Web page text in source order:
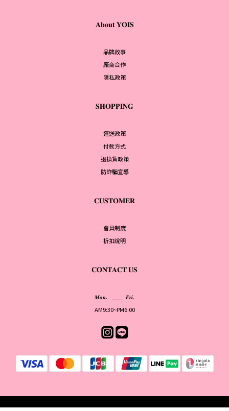
𝐀𝐛𝐨𝐮𝐭 𝐘𝐎𝐈𝐒
品牌故事
廠商合作
隱私政策
𝐒𝐇𝐎𝐏𝐏𝐈𝐍𝐆
運送政策
付款方式
退換貨政策
防詐騙宣導
𝐂𝐔𝐒𝐓𝐎𝐌𝐄𝐑
會員制度
折扣說明
𝐂𝐎𝐍𝐓𝐀𝐂𝐓 𝐔𝐒
𝑴𝒐𝒏. ___ 𝑭𝒓𝒊.
AM9:30~PM6:00